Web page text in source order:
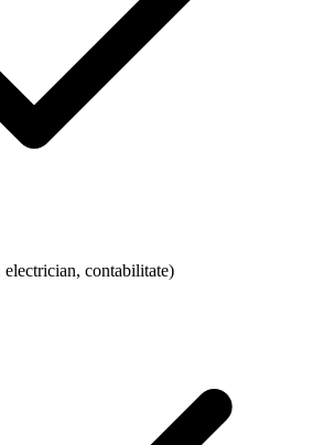
mică, mijlocie
contabilitate)